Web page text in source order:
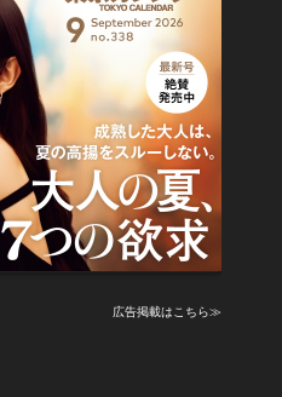
広告掲載はこちら≫